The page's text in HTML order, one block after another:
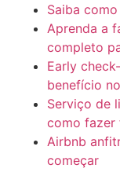
Saiba
Aprenda a
completo
Early
benefício
Serviço de
como fazer
Airbnb
começar